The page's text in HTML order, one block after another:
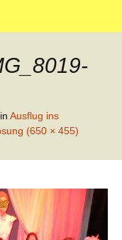
in Ausflug ins
(650 × 455)